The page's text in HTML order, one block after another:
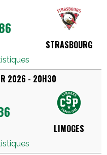
STRASBOURG
2026 - 20H30
LIMOGES